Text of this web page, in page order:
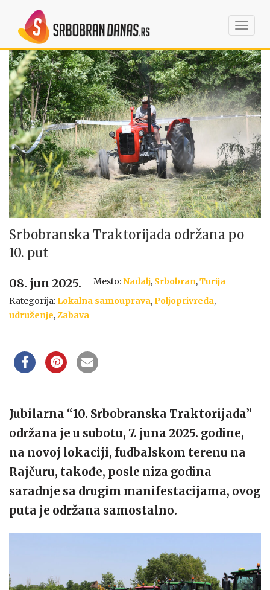
Srbobranska Traktorijada održana po
10. put
08. jun 2025. Mesto:Nadalj, Srbobran,Turija
Kategorija: Lokalna samouprava, Poljoprivreda,
udruženje,Zabava
Jubilarna “10. Srbobranska Traktorijada”
održana je u subotu, 7. juna 2025. godine,
na novoj lokaciji, fudbalskom terenu na
Rajčuru, takođe, posle niza godina
saradnje sa drugim manifestacijama, ovog
puta je održana samostalno.